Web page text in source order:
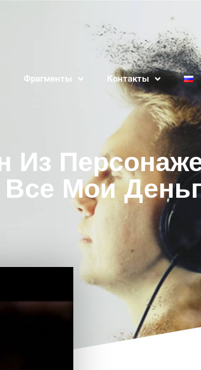
Фрагменты Контакты
Из
Все Мои